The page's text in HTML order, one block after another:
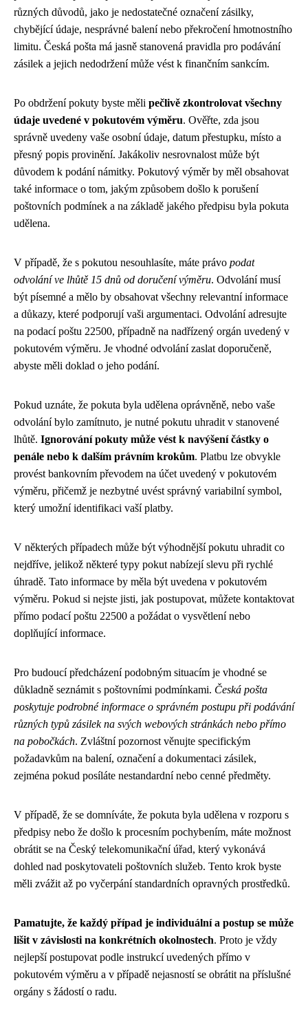
různých důvodů, jako je nedostatečné označení zásilky,
chybějící údaje, nesprávné balení nebo překročení hmotnostního
limitu. Česká pošta má jasně stanovená pravidla pro podávání
zásilek a jejich nedodržení může vést k finančním sankcím.
Po obdržení pokuty byste měli pečlivě zkontrolovat všechny
údaje uvedené v pokutovém výměru. Ověřte, zda jsou
správně uvedeny vaše osobní údaje, datum přestupku, místo a
přesný popis provinění. Jakákoliv nesrovnalost může být
důvodem k podání námitky. Pokutový výměr by měl obsahovat
také informace o tom, jakým způsobem došlo k porušení
poštovních podmínek a na základě jakého předpisu byla pokuta
udělena.
V případě, že s pokutou nesouhlasíte, máte právo podat
odvolání ve lhůtě 15 dnů od doručení výměru. Odvolání musí
být písemné a mělo by obsahovat všechny relevantní informace
a důkazy, které podporují vaši argumentaci. Odvolání adresujte
na podací poštu 22500, případně na nadřízený orgán uvedený v
pokutovém výměru. Je vhodné odvolání zaslat doporučeně,
abyste měli doklad o jeho podání.
Pokud uznáte, že pokuta byla udělena oprávněně, nebo vaše
odvolání bylo zamítnuto, je nutné pokutu uhradit v stanovené
lhůtě. Ignorování pokuty může vést k navýšení částky o
penále nebo k dalším právním krokům. Platbu lze obvykle
provést bankovním převodem na účet uvedený v pokutovém
výměru, přičemž je nezbytné uvést správný variabilní symbol,
který umožní identifikaci vaší platby.
V některých případech může být výhodnější pokutu uhradit co
nejdříve, jelikož některé typy pokut nabízejí slevu při rychlé
úhradě. Tato informace by měla být uvedena v pokutovém
výměru. Pokud si nejste jisti, jak postupovat, můžete kontaktovat
přímo podací poštu 22500 a požádat o vysvětlení nebo
doplňující informace.
Pro budoucí předcházení podobným situacím je vhodné se
důkladně seznámit s poštovními podmínkami. Česká pošta
poskytuje podrobné informace o správném postupu při podávání
různých typů zásilek na svých webových stránkách nebo přímo
na pobočkách. Zvláštní pozornost věnujte specifickým
požadavkům na balení, označení a dokumentaci zásilek,
zejména pokud posíláte nestandardní nebo cenné předměty.
V případě, že se domníváte, že pokuta byla udělena v rozporu s
předpisy nebo že došlo k procesním pochybením, máte možnost
obrátit se na Český telekomunikační úřad, který vykonává
dohled nad poskytovateli poštovních služeb. Tento krok byste
měli zvážit až po vyčerpání standardních opravných prostředků.
Pamatujte, že každý případ je individuální a postup se může
lišit v závislosti na konkrétních okolnostech. Proto je vždy
nejlepší postupovat podle instrukcí uvedených přímo v
pokutovém výměru a v případě nejasností se obrátit na příslušné
orgány s žádostí o radu.